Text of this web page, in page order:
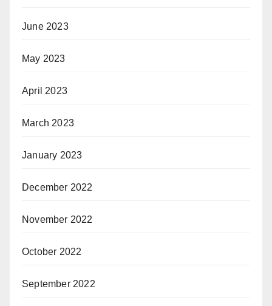
June 2023
May 2023
April 2023
March 2023
January 2023
December 2022
November 2022
October 2022
September 2022